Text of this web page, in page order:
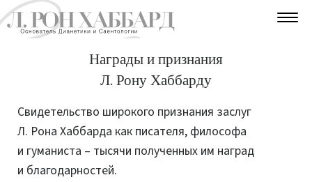
Награды и признания
Л. Рону Хаббарду
Свидетельство широкого признания заслуг
Л. Рона Хаббарда как писателя, философа
и гуманиста – тысячи полученных им наград
и благодарностей.